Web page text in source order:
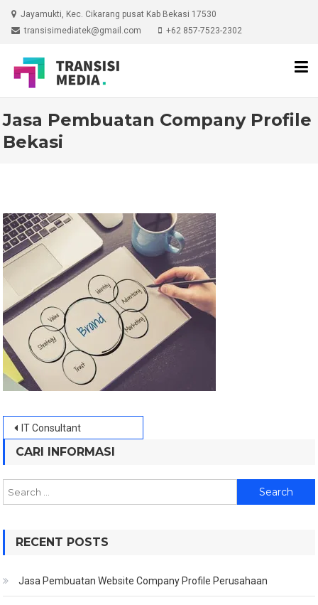
Skip
Jayamukti, Kec. Cikarang pusat Kab Bekasi 17530
transisimediatek@gmail.com
+62 857-7523-2302
Jasa Pembuatan Company Profile
Bekasi
Post
navigation
IT Consultant
CARI INFORMASI
Search
for:
RECENT POSTS
Jasa Pembuatan Website Company Profile Perusahaan